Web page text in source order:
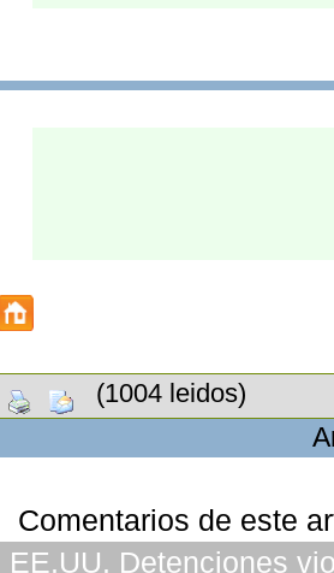
(1004 leidos)
Comentarios de este
EE.UU. Detenciones